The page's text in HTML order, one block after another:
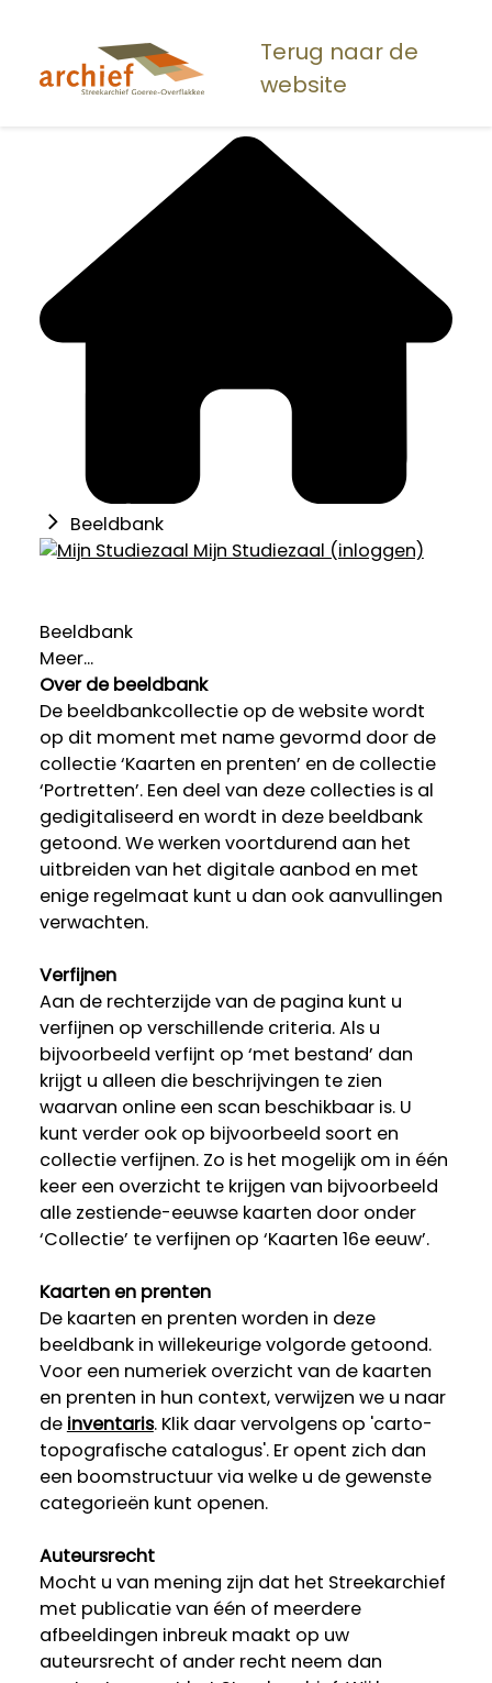
naar
Terug naar de
website
Beeldbank
Mijn Studiezaal (inloggen)
Beeldbank
Meer...
Over de beeldbank
De beeldbankcollectie op de website wordt
op dit moment met name gevormd door de
collectie ‘Kaarten en prenten’ en de collectie
‘Portretten’. Een deel van deze collecties is al
gedigitaliseerd en wordt in deze beeldbank
getoond. We werken voortdurend aan het
uitbreiden van het digitale aanbod en met
enige regelmaat kunt u dan ook aanvullingen
verwachten.
Verfijnen
Aan de rechterzijde van de pagina kunt u
verfijnen op verschillende criteria. Als u
bijvoorbeeld verfijnt op ‘met bestand’ dan
krijgt u alleen die beschrijvingen te zien
waarvan online een scan beschikbaar is. U
kunt verder ook op bijvoorbeeld soort en
collectie verfijnen. Zo is het mogelijk om in één
keer een overzicht te krijgen van bijvoorbeeld
alle zestiende-eeuwse kaarten door onder
‘Collectie’ te verfijnen op ‘Kaarten 16e eeuw’.
Kaarten en prenten
De kaarten en prenten worden in deze
beeldbank in willekeurige volgorde getoond.
Voor een numeriek overzicht van de kaarten
en prenten in hun context, verwijzen we u naar
de inventaris. Klik daar vervolgens op 'carto-
topografische catalogus'. Er opent zich dan
een boomstructuur via welke u de gewenste
categorieën kunt openen.
Auteursrecht
Mocht u van mening zijn dat het Streekarchief
met publicatie van één of meerdere
afbeeldingen inbreuk maakt op uw
auteursrecht of ander recht neem dan